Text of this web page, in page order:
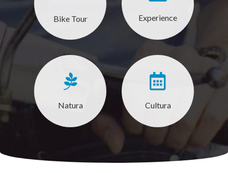
Bike Tour Experience
Natura Cultura